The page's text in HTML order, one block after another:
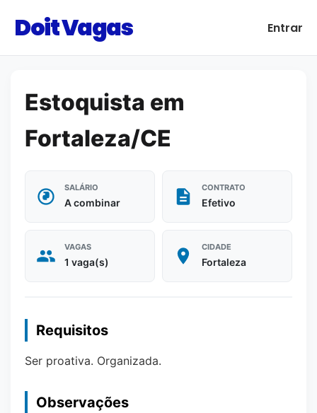
Doit Vagas Entrar
Estoquista em
Fortaleza/CE
SALÁRIO
A combinar
CONTRATO
Efetivo
VAGAS
1 vaga(s)
CIDADE
Fortaleza
Requisitos
Ser proativa. Organizada.
Observações